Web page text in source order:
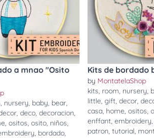
a mnao "Osito
, nursery, baby, bear,
, deco, decoracion,
, ositos, osito, niños,
, bordado,
Kits de bordado
by MontatelaShop
kits, room, nursery,
little, gift, decor,
casa, home, ositos,
enffant, embroidery,
patron, tutorial,